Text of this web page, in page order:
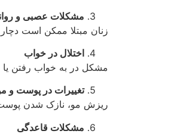
مشکلات عصبی و
زنان مبتلا ممکن است
اختلال در خواب
مشکل در به خواب رفتن یا
تغییرات در پوست و
ریزش مو، نازک شدن پوست
مشکلات قاعدگی